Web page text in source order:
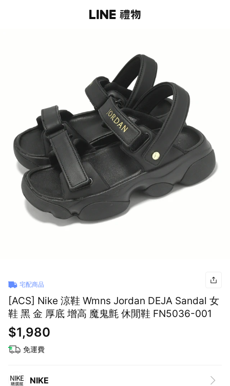
宅配商品
[ACS] Nike 涼鞋 Wmns Jordan DEJA Sandal 女
鞋 黑 金 厚底 增高 魔鬼氈 休閒鞋 FN5036-001
$1,980
免運費
NIKE